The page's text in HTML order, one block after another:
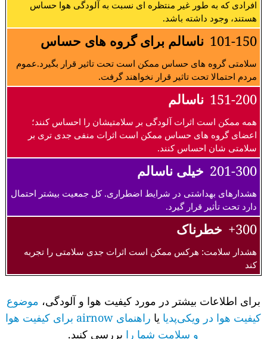
افرادی که به طور غیر منتظره ای نسبت به آلودگی هوا حساس
هستند، وجود داشته باشد.
101-150 ناسالم برای گروه های حساس
سلامتی گروه های حساس ممکن است تحت تاثیر قرار بگیرد.عموم
مردم احتمالا تحت تاثیر قرار نخواهند گرفت.
151-200 ناسالم
همه ممکن است اثرات آلودگی بر سلامتیشان را احساس کنند؛
اعضای گروه های حساس ممکن است اثرات منفی جدی تری بر
سلامتی شان احساس کنند.
201-300 خیلی ناسالم
هشدارهای بهداشتی در شرایط اضطراری. کل جمعیت بیشتر احتمال
دارد تحت تأثیر قرار گیرد.
300+ خطرناک
هشدار سلامت: هرکس ممکن است اثرات جدی سلامتی را تجربه
کند
برای اطلاعات بیشتر در مورد کیفیت هوا و آلودگی، موضوع
کیفیت هوا در ویکی‌پدیایا
راهنمای airnow برای کیفیت هوا
و سلامت شما را بررسی کنید.